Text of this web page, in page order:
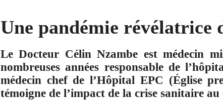
Une pandémie révélatrice
Le Docteur Célin Nzambe est médecin
nombreuses années responsable de
médecin chef de l’Hôpital EPC (Église
témoigne de l’impact de la crise sanitaire